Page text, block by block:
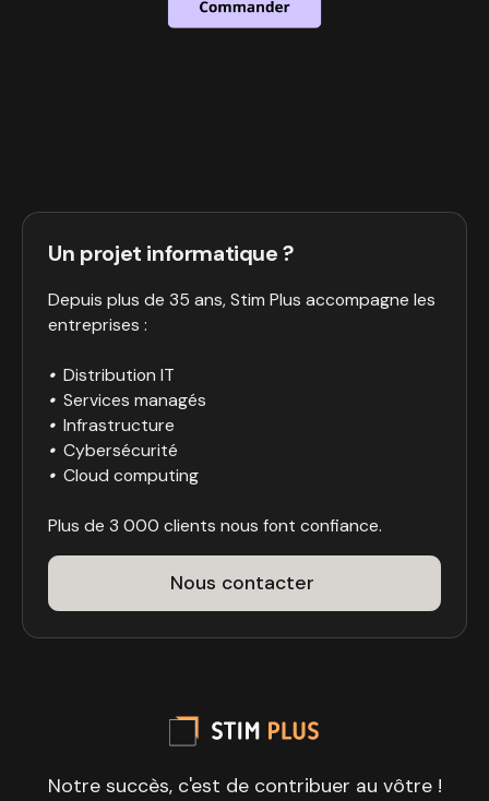
Un projet informatique ?
Depuis plus de 35 ans, Stim Plus accompagne les
entreprises :
•Distribution IT
•Services managés
• Infrastructure
•Cybersécurité
•Cloud computing
Plus de 3 000 clients nous font confiance.
Nous contacter
Notre succès, c'est de contribuer au vôtre !